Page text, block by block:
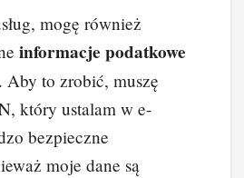
mogę również
informacje podatkowe
to zrobić, muszę
który ustalam w e-
bezpieczne
moje dane są